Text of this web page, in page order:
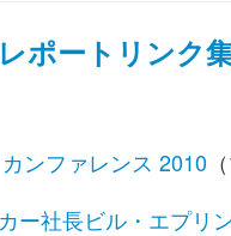
ポートリンク
ンファレンス 2010
ー社長ビル・エプリ